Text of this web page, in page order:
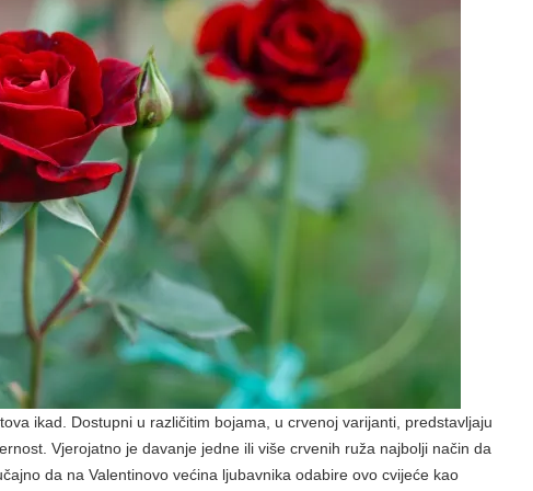
ikad. Dostupni u različitim bojama, u crvenoj varijanti, predstavljaju
Vjerojatno je davanje jedne ili više crvenih ruža najbolji način da
da na Valentinovo većina ljubavnika odabire ovo cvijeće kao